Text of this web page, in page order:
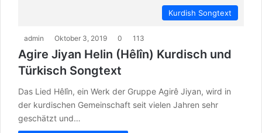
Kurdish Songtext
admin Oktober 3, 2019 0 113
Agire Jiyan Helin (Hêlîn) Kurdisch und
Türkisch Songtext
Das Lied Hêlîn, ein Werk der Gruppe Agirê Jiyan, wird in
der kurdischen Gemeinschaft seit vielen Jahren sehr
geschätzt und…